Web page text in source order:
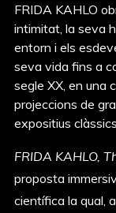
FRIDA KAHLO
intimitat, la seva
entorn i els
seva vida fins a
segle XX, en una
projeccions de
expositius clàssics.
FRIDA KAHLO,
proposta
científica la qual,